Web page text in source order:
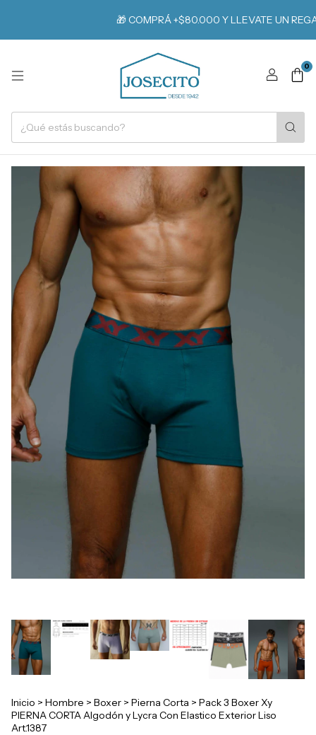
🎁 COMPRÁ +$80.000 Y LLEVATE UN REGALO
0
Inicio > Hombre > Boxer > Pierna Corta > Pack 3 Boxer Xy
PIERNA CORTA Algodón y Lycra Con Elastico Exterior Liso
Art.1387